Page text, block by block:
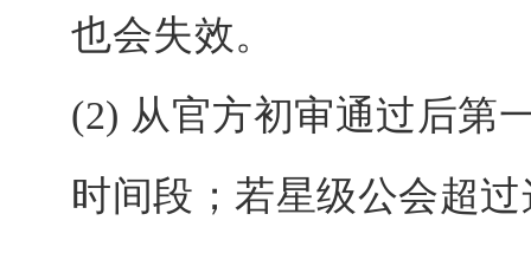
也会失效。
(2) 从官方初审通过后第
时间段；若星级公会超